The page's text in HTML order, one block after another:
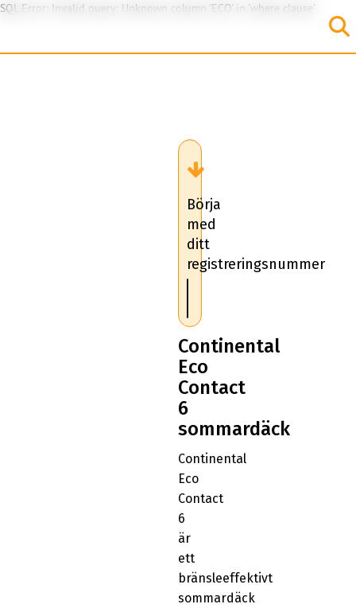
SQL Error: Invalid query: Unknown column 'ECO' in 'where clause'
Börja
med
ditt
registreringsnummer
Continental
Eco
Contact
6
sommardäck
Continental
Eco
Contact
6
är
ett
bränsleeffektivt
sommardäck